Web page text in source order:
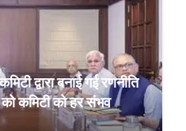
द्वारा बनाई गई रणनीति
कमिटी को हर संभव